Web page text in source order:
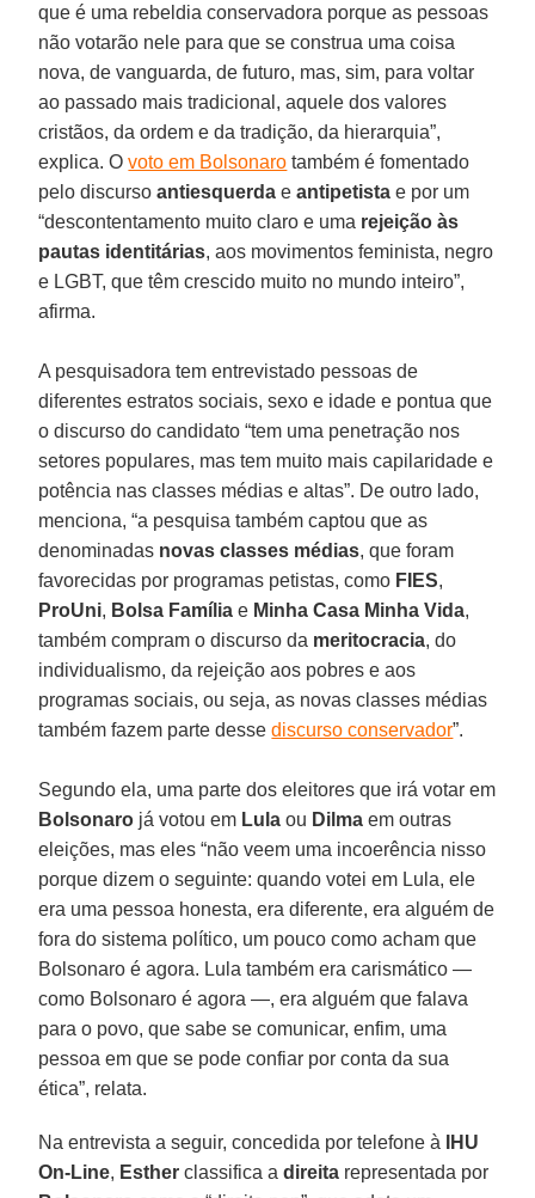
que é uma rebeldia conservadora porque as pessoas
não votarão nele para que se construa uma coisa
nova, de vanguarda, de futuro, mas, sim, para voltar
ao passado mais tradicional, aquele dos valores
cristãos, da ordem e da tradição, da hierarquia”,
explica. Ovoto em Bolsonaro também é fomentado
pelo discursoantiesquerda eantipetista e por um
“descontentamento muito claro e uma rejeição às
pautas identitárias, aos movimentos feminista, negro
e LGBT, que têm crescido muito no mundo inteiro”,
afirma.
A pesquisadora tem entrevistado pessoas de
diferentes estratos sociais, sexo e idade e pontua que
o discurso do candidato “tem uma penetração nos
setores populares, mas tem muito mais capilaridade e
potência nas classes médias e altas”. De outro lado,
menciona, “a pesquisa também captou que as
denominadas novas classes médias, que foram
favorecidas por programas petistas, como FIES,
ProUni, Bolsa Família e Minha Casa Minha Vida,
também compram o discurso da meritocracia, do
individualismo, da rejeição aos pobres e aos
programas sociais, ou seja, as novas classes médias
também fazem parte dessediscurso conservador”.
Segundo ela, uma parte dos eleitores que irá votar em
Bolsonaro já votou em Lula ou Dilma em outras
eleições, mas eles “não veem uma incoerência nisso
porque dizem o seguinte: quando votei em Lula, ele
era uma pessoa honesta, era diferente, era alguém de
fora do sistema político, um pouco como acham que
Bolsonaro é agora. Lula também era carismático —
como Bolsonaro é agora —, era alguém que falava
para o povo, que sabe se comunicar, enfim, uma
pessoa em que se pode confiar por conta da sua
ética”, relata.
Na entrevista a seguir, concedida por telefone à IHU
On-Line, Esther classifica adireita representada por